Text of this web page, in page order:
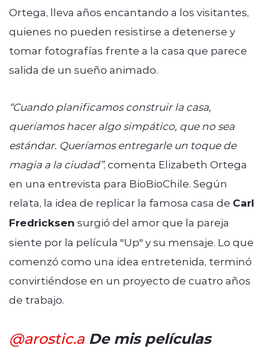
Ortega, lleva años encantando a los visitantes,
quienes no pueden resistirse a detenerse y
tomar fotografías frente a la casa que parece
salida de un sueño animado.
“Cuando planificamos construir la casa,
queríamos hacer algo simpático, que no sea
estándar. Queríamos entregarle un toque de
magia a la ciudad”, comenta Elizabeth Ortega
en una entrevista para BioBioChile. Según
relata, la idea de replicar la famosa casa de Carl
Fredricksen surgió del amor que la pareja
siente por la película "Up" y su mensaje. Lo que
comenzó como una idea entretenida, terminó
convirtiéndose en un proyecto de cuatro años
de trabajo.
@arostic.aDe mis películas